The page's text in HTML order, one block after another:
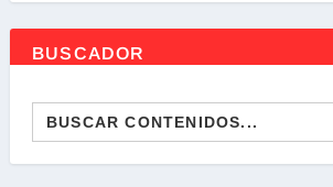
BUSCADOR
Buscar: